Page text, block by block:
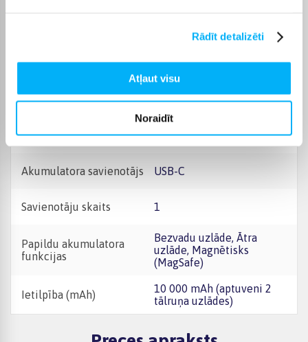
Rādīt detalizēti
Atļaut visu
Noraidīt
Ražotājs Anker
Akumulatora ietilpība
(mAh)
10000
Produkta kategorija Ārējās baterijas
Akumulatora savienotājs USB-C
Savienotāju skaits 1
Papildu akumulatora
funkcijas
Bezvadu uzlāde, Ātra
uzlāde, Magnētisks
(MagSafe)
Ietilpība (mAh)
10 000 mAh (aptuveni 2
tālruņa uzlādes)